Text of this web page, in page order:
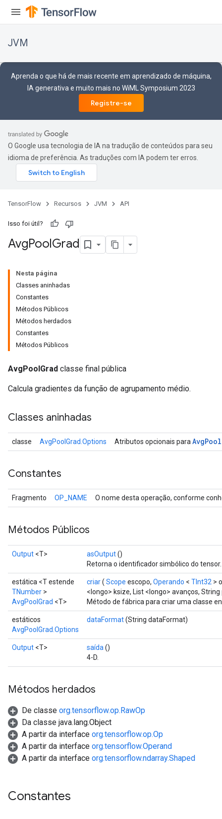
JVM
Aprenda o que há de mais recente em aprendizado de máquina,
IA generativa e muito mais no WiML Symposium 2023
Registre-se
O Google usa tecnologia de IA na tradução de conteúdos para seu
idioma de preferência. As traduções com IA podem ter erros.
TensorFlow Recursos JVM API
Isso foi útil?
AvgPoolGrad
Nesta página
Classes aninhadas
Constantes
Métodos Públicos
Métodos herdados
Constantes
Métodos Públicos
AvgPoolGrad classe final pública
Calcula gradientes da função de agrupamento médio.
Classes aninhadas
classe AvgPoolGrad.Options Atributos opcionais para AvgPool
Constantes
Fragmento OP_NAME O nome desta operação, conforme
Métodos Públicos
Output <T> asOutput()
Retorna o identificador simbólico do tensor.
estática <T estende
TNumber >
AvgPoolGrad <T>
criar( Scope escopo, Operando < TInt32 >
<longo> ksize, List <longo> avanços,
Método de fábrica para criar uma classe
estáticos
AvgPoolGrad.Options
dataFormat(String dataFormat)
Output <T> saída ()
4-D.
Métodos herdados
De classe org.tensorflow.op.RawOp
Da classe java.lang.Object
A partir da interface org.tensorflow.op.Op
A partir da interface org.tensorflow.Operand
A partir da interface org.tensorflow.ndarray.Shaped
Constantes